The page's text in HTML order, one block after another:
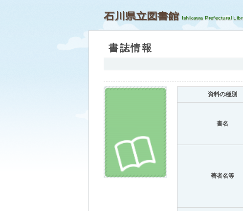
石川県立図書館
書誌情報
資料の種別
書名
著者名等